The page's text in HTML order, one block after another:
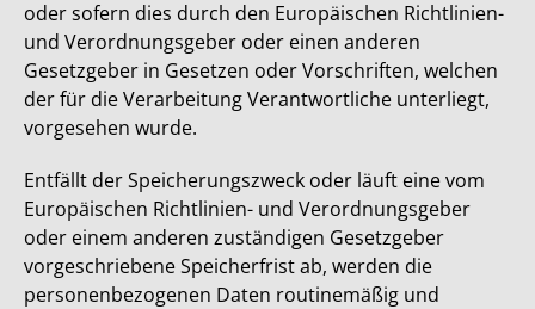
oder sofern dies durch den Europäischen Richtlinien-
und Verordnungsgeber oder einen anderen
Gesetzgeber in Gesetzen oder Vorschriften, welchen
der für die Verarbeitung Verantwortliche unterliegt,
vorgesehen wurde.
Entfällt der Speicherungszweck oder läuft eine vom
Europäischen Richtlinien- und Verordnungsgeber
oder einem anderen zuständigen Gesetzgeber
vorgeschriebene Speicherfrist ab, werden die
personenbezogenen Daten routinemäßig und